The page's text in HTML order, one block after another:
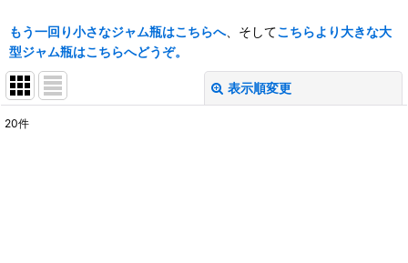
もう一回り小さなジャム瓶はこちらへ、そしてこちらより大きな大
型ジャム瓶はこちらへどうぞ。
表示順変更
20件